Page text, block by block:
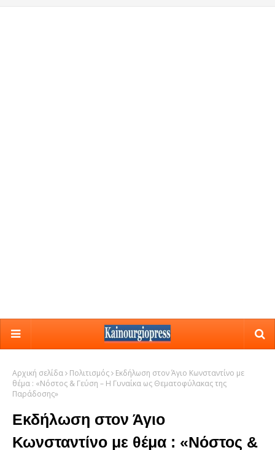
Αρχική σελίδα Πολιτισμός
Εκδήλωση στον Άγιο Κωνσταντίνο με
θέμα : «Νόστος & Γεύση – Η Γυναίκα ως Θεματοφύλακας της
Παράδοσης»
Εκδήλωση στον Άγιο
Κωνσταντίνο με θέμα : «Νόστος &